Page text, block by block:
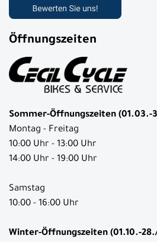
Öffnungszeiten
Sommer-Öffnungszeiten (01.03.-
Montag - Freitag
10:00 Uhr - 13:00 Uhr
14:00 Uhr - 19:00 Uhr
Samstag
10:00 - 16:00 Uhr
Winter-Öffnungszeiten (01.10.-